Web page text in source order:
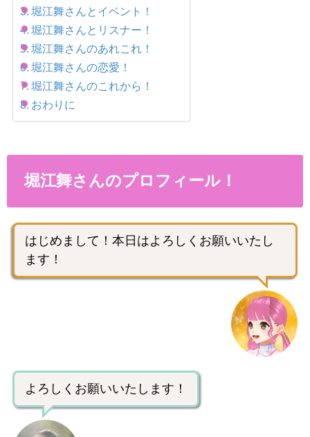
堀江舞さんとイベント！
堀江舞さんとリスナー！
堀江舞さんのあれこれ！
堀江舞さんの恋愛！
堀江舞さんのこれから！
おわりに
堀江舞さんのプロフィール！
はじめまして！本日はよろしくお願いいたし
ます！
よろしくお願いいたします！